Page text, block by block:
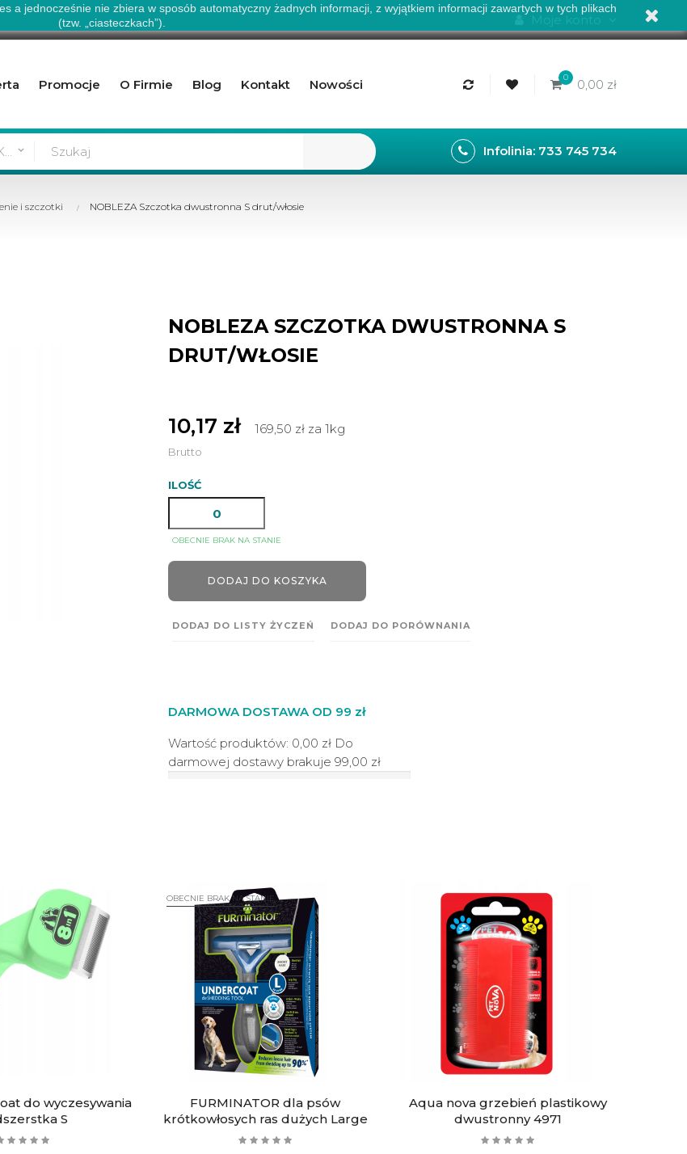
Moje konto
Promocje O Firmie Blog Kontakt Nowości 0 0,00 zł
Wszystkie Kategorie keyboard_arrow_down Infolinia: 733 745 734
i szczotki NOBLEZA Szczotka dwustronna S drut/włosie
NOBLEZA SZCZOTKA DWUSTRONNA S
DRUT/WŁOSIE
10,17 zł 169,50 zł za 1kg
Brutto
ILOŚĆ
OBECNIE BRAK NA STANIE
DODAJ DO KOSZYKA
DODAJ DO LISTY ŻYCZEŃ DODAJ DO PORÓWNANIA
DARMOWA DOSTAWA OD 99 zł
Wartość produktów: 0,00 zł Do
darmowej dostawy brakuje 99,00 zł
do wyczesywania
S
OBECNIE BRAK NA STANIE
FURMINATOR dla psów
krótkowłosych ras dużych Large
Aqua nova grzebień plastikowy
dwustronny 4971
a jednocześnie nie zbiera w sposób automatyczny żadnych informacji, z wyjątkiem informacji zawartych w tych plikach
(tzw. „ciasteczkach”).